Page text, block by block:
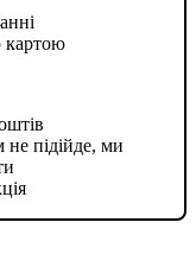
картою
підійде, ми